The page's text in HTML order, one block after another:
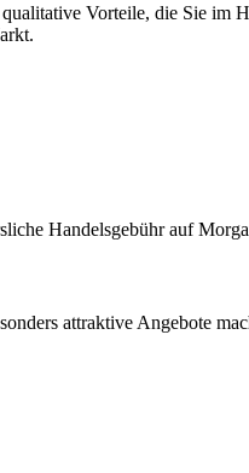
Vorteile, die Sie im
Handelsgebühr auf
attraktive Angebote